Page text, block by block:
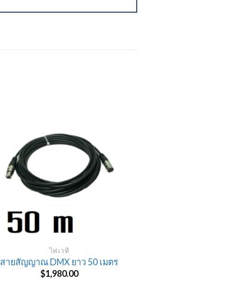
ไฟเวที
สายสัญญาณ DMX ยาว 50 เมตร
$1,980.00